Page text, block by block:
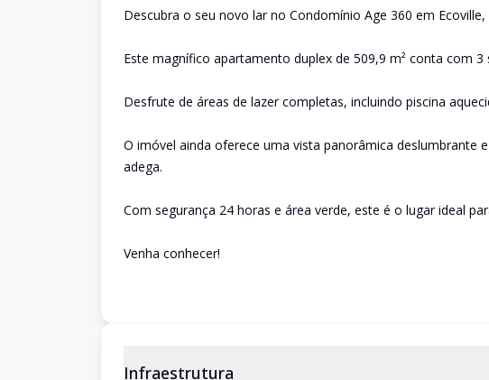
Descubra o seu novo lar no Condomínio Age 360 em Ecoville,
Este magnífico apartamento duplex de 509,9 m² conta com
Desfrute de áreas de lazer completas, incluindo piscina
O imóvel ainda oferece uma vista panorâmica deslumbrante
adega.
Com segurança 24 horas e área verde, este é o lugar ideal
Venha conhecer!
Infraestrutura